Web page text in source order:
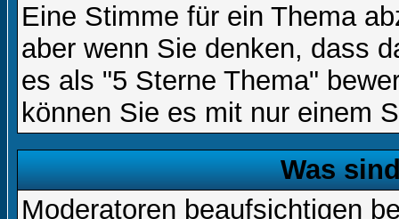
Eine Stimme für ein Thema
aber wenn Sie denken, dass
es als "5 Sterne Thema"
können Sie es mit nur einem
Was
Moderatoren beaufsichtigen